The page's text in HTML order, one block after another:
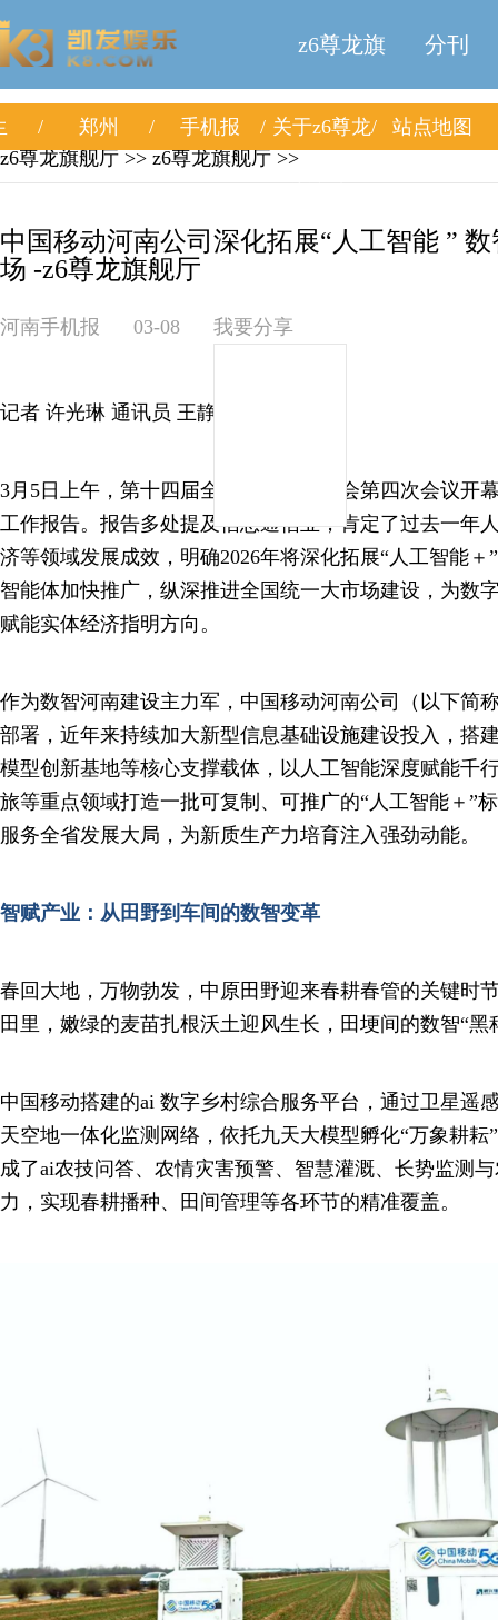
z6尊龙旗
舰厅
分刊
郑州 手机报 关于z6尊龙
站点地图
z6尊龙旗舰厅 >> z6尊龙旗舰厅 >>
中国移动河南公司深化拓展“人工智能 ”
场 -z6尊龙旗舰厅
河南手机报 03-08 我要分享
记者 许光琳 通讯员 王静 马婷 李赞
3月5日上午，第十四届全国人民代表大会第四次会议开
工作报告。报告多处提及信息通信业，肯定了过去一年
济等领域发展成效，明确2026年将深化拓展“人工智能
智能体加快推广，纵深推进全国统一大市场建设，为数
赋能实体经济指明方向。
作为数智河南建设主力军，中国移动河南公司（以下简
部署，近年来持续加大新型信息基础设施建设投入，搭
模型创新基地等核心支撑载体，以人工智能深度赋能千
旅等重点领域打造一批可复制、可推广的“人工智能＋”
服务全省发展大局，为新质生产力培育注入强劲动能。
智赋产业：从田野到车间的数智变革
春回大地，万物勃发，中原田野迎来春耕春管的关键时
田里，嫩绿的麦苗扎根沃土迎风生长，田埂间的数智“黑
中国移动搭建的ai 数字乡村综合服务平台，通过卫星遥
天空地一体化监测网络，依托九天大模型孵化“万象耕耘
成了ai农技问答、农情灾害预警、智慧灌溉、长势监测
力，实现春耕播种、田间管理等各环节的精准覆盖。